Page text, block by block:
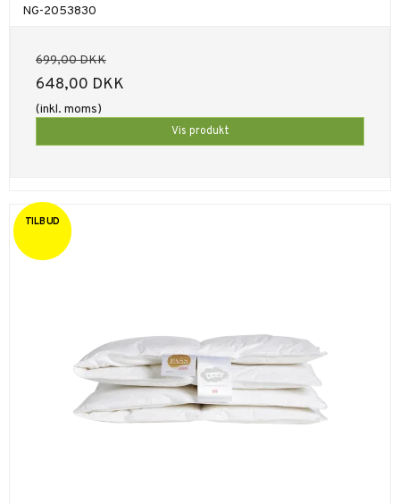
NG-2053830
699,00 DKK
648,00 DKK
(inkl. moms)
Vis produkt
TILBUD